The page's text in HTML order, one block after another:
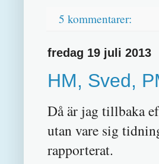
5 kommentarer:
fredag 19 juli 2013
HM, Sved,
Då är jag tillbaka
utan vare sig
rapporterat.